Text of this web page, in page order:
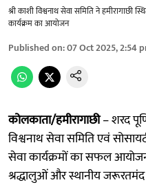
श्री काशी विश्वनाथ सेवा समिति ने हमीरागाछी
कार्यक्रम का आयोजन
Published on:07 Oct 2025, 2:54
कोलकाता/हमीरागाछी– शरद
विश्वनाथ सेवा समिति एवं
सेवा कार्यक्रमों का सफल
श्रद्धालुओं और स्थानीय जरूरतमंद